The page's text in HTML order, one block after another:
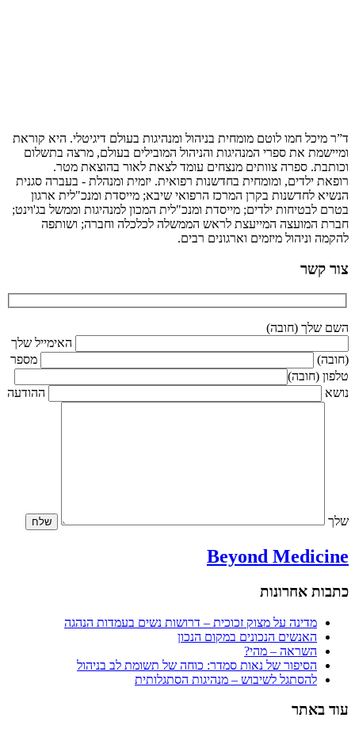
ד”ר מיכל חמו לוטם מומחית בניהול ומנהיגות בעולם דיגיטלי. היא קוראת
ומיישמת את ספרי המנהיגות והניהול המובילים בעולם, מרצה בתשלום
וכותבת. ספרה צוותים מנצחים עומד לצאת לאור בהוצאת מטר.
רופאת ילדים, ומומחית בחדשנות רפואית. יזמית ומנהלת - בעברה סגנית
הנשיא לחדשנות בקרן המרכז הרפואי שיבא; מייסדת ומנכ"לית ארגון
בטרם לבטיחות ילדים; מייסדת ומנכ"לית המכון למנהיגות וממשל בג'וינט;
חברת המועצה המייעצת לראש הממשלה לכלכלה וחברה; ושותפה
להקמה וניהול מיזמים וארגונים רבים.
צור קשר
השם שלך (חובה)
האימייל שלך
(חובה)
מספר
טלפון (חובה)
נושא
ההודעה
שלך
Beyond Medicine
כתבות אחרונות
מדינה על מצוק זכוכית – דרושות נשים בעמדות הנהגה
האנשים הנכונים במקום הנכון
השראה – מהי?
הסיפור של נאות סמדר: כוחה של תשומת לב בניהול
להסתגל לשיבוש – מנהיגות הסתגלותית
עוד באתר